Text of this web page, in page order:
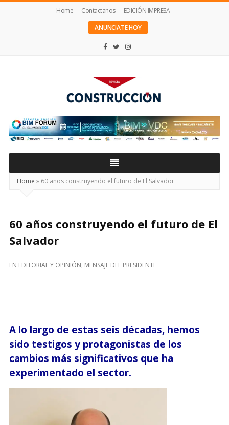
Home Contactanos
EDICIÓN IMPRESA
ANUNCIATE HOY
Construcción
Home » 60 años construyendo el futuro de El Salvador
60 años construyendo el futuro de El
Salvador
EN EDITORIAL Y OPINIÓN, MENSAJE DEL PRESIDENTE
A lo largo de estas seis décadas, hemos
sido testigos y protagonistas de los
cambios más significativos que ha
experimentado el sector.